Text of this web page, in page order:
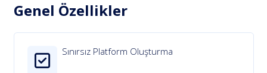
Genel Özellikler
Sınırsız Platform Oluşturma